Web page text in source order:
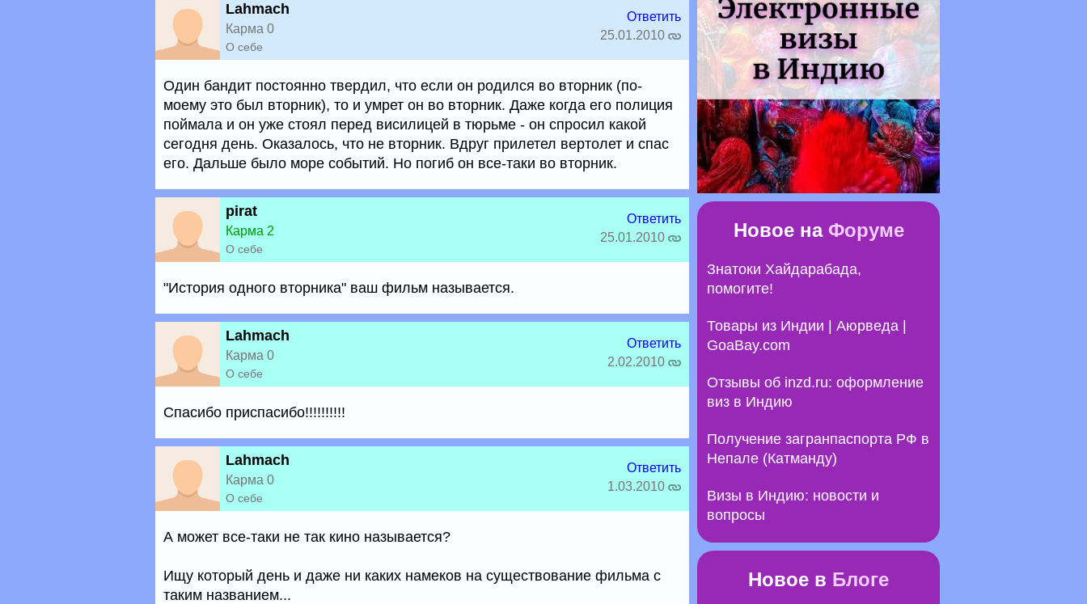
Lahmach
Карма 0
О себе
Ответить
25.01.2010
Один бандит постоянно твердил, что если он родился во вторник (по-
моему это был вторник), то и умрет он во вторник. Даже когда его полиция
поймала и он уже стоял перед висилицей в тюрьме - он спросил какой
сегодня день. Оказалось, что не вторник. Вдруг прилетел вертолет и спас
его. Дальше было море событий. Но погиб он все-таки во вторник.
pirat
Карма 2
О себе
Ответить
25.01.2010
"История одного вторника" ваш фильм называется.
Lahmach
Карма 0
О себе
Ответить
2.02.2010
Спасибо приспасибо!!!!!!!!!!
Lahmach
Карма 0
О себе
Ответить
1.03.2010
А может все-таки не так кино называется?
Ищу который день и даже ни каких намеков на существование фильма с
таким названием...
Новое на Форуме
Знатоки Хайдарабада,
помогите!
Товары из Индии | Аюрведа |
GoaBay.com
Отзывы об inzd.ru: оформление
виз в Индию
Получение загранпаспорта РФ в
Непале (Катманду)
Визы в Индию: новости и
вопросы
Новое в Блоге